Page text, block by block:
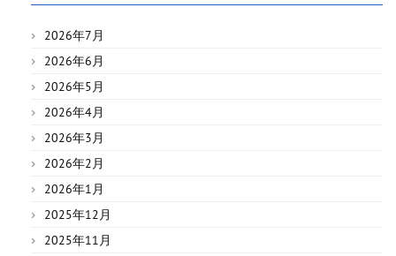
2026年7月
2026年6月
2026年5月
2026年4月
2026年3月
2026年2月
2026年1月
2025年12月
2025年11月